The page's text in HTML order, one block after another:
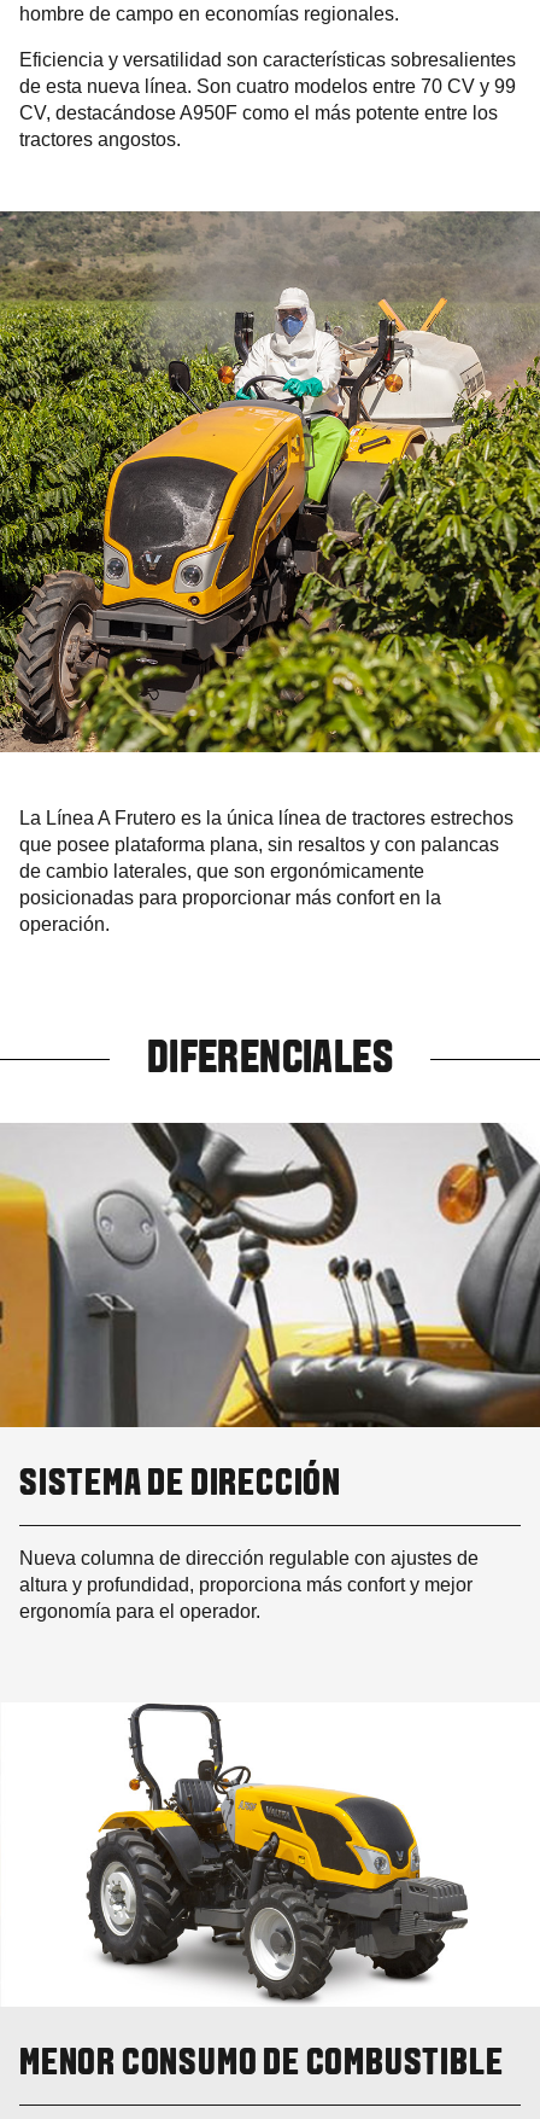
hombre de campo en economías regionales.
Eficiencia y versatilidad son características sobresalientes
de esta nueva línea. Son cuatro modelos entre 70 CV y 99
CV, destacándose A950F como el más potente entre los
tractores angostos.
La Línea A Frutero es la única línea de tractores estrechos
que posee plataforma plana, sin resaltos y con palancas
de cambio laterales, que son ergonómicamente
posicionadas para proporcionar más confort en la
operación.
DIFERENCIALES
SISTEMA DE DIRECCIÓN
Nueva columna de dirección regulable con ajustes de
altura y profundidad, proporciona más confort y mejor
ergonomía para el operador.
MENOR CONSUMO DE COMBUSTIBLE